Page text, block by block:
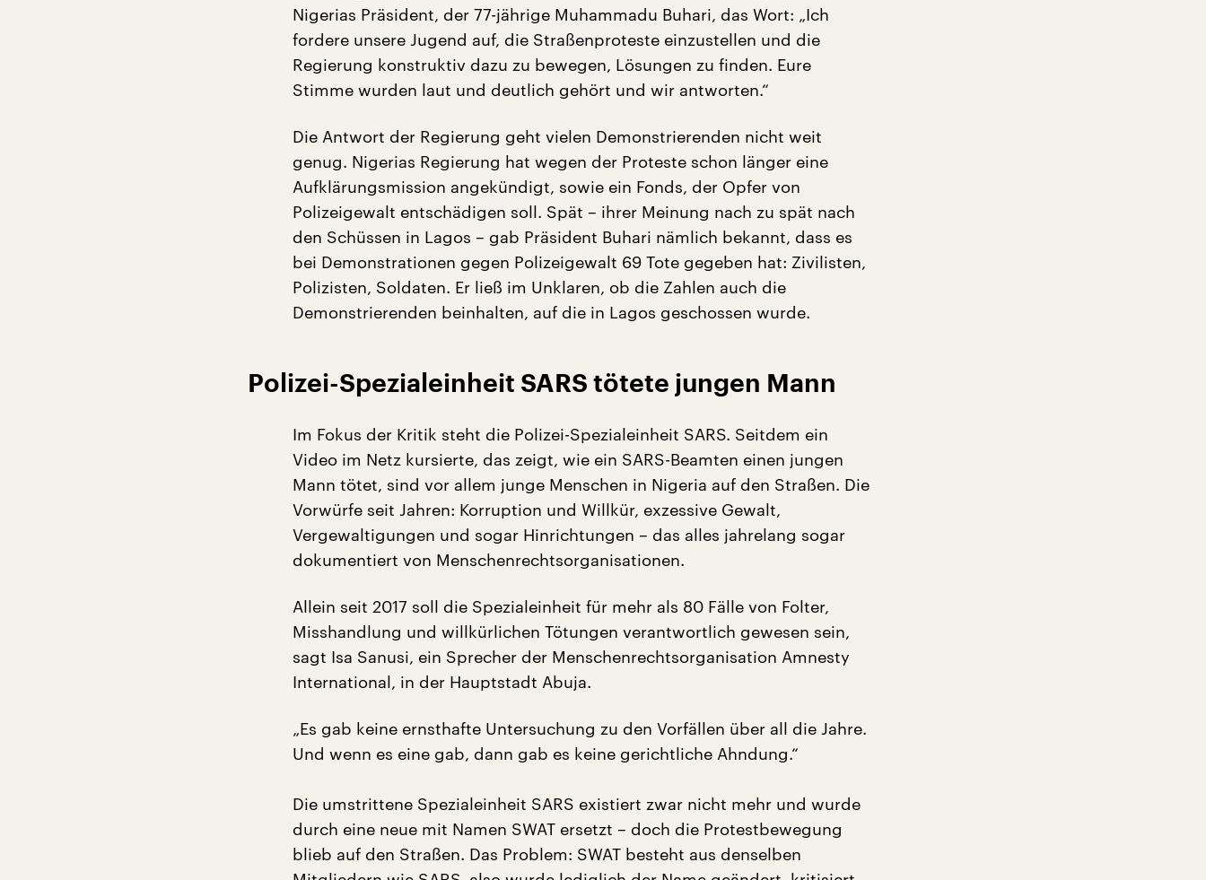
Nigerias Präsident, der 77-jährige Muhammadu Buhari, das Wort: „Ich
fordere unsere Jugend auf, die Straßenproteste einzustellen und die
Regierung konstruktiv dazu zu bewegen, Lösungen zu finden. Eure
Stimme wurden laut und deutlich gehört und wir antworten.“
Die Antwort der Regierung geht vielen Demonstrierenden nicht weit
genug. Nigerias Regierung hat wegen der Proteste schon länger eine
Aufklärungsmission angekündigt, sowie ein Fonds, der Opfer von
Polizeigewalt entschädigen soll. Spät – ihrer Meinung nach zu spät nach
den Schüssen in Lagos – gab Präsident Buhari nämlich bekannt, dass es
bei Demonstrationen gegen Polizeigewalt 69 Tote gegeben hat: Zivilisten,
Polizisten, Soldaten. Er ließ im Unklaren, ob die Zahlen auch die
Demonstrierenden beinhalten, auf die in Lagos geschossen wurde.
Polizei-Spezialeinheit SARS tötete jungen Mann
Im Fokus der Kritik steht die Polizei-Spezialeinheit SARS. Seitdem ein
Video im Netz kursierte, das zeigt, wie ein SARS-Beamten einen jungen
Mann tötet, sind vor allem junge Menschen in Nigeria auf den Straßen. Die
Vorwürfe seit Jahren: Korruption und Willkür, exzessive Gewalt,
Vergewaltigungen und sogar Hinrichtungen – das alles jahrelang sogar
dokumentiert von Menschenrechtsorganisationen.
Allein seit 2017 soll die Spezialeinheit für mehr als 80 Fälle von Folter,
Misshandlung und willkürlichen Tötungen verantwortlich gewesen sein,
sagt Isa Sanusi, ein Sprecher der Menschenrechtsorganisation Amnesty
International, in der Hauptstadt Abuja.
„Es gab keine ernsthafte Untersuchung zu den Vorfällen über all die Jahre.
Und wenn es eine gab, dann gab es keine gerichtliche Ahndung.“
Die umstrittene Spezialeinheit SARS existiert zwar nicht mehr und wurde
durch eine neue mit Namen SWAT ersetzt – doch die Protestbewegung
blieb auf den Straßen. Das Problem: SWAT besteht aus denselben